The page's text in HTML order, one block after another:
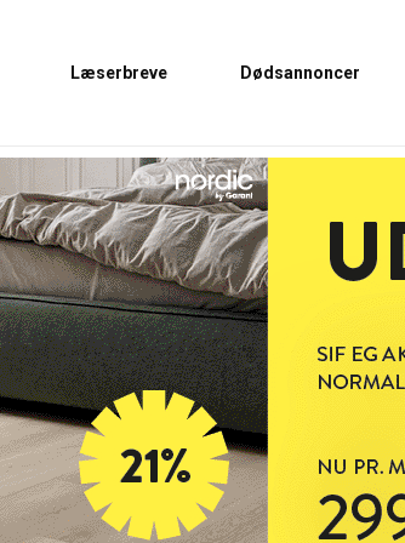
Læserbreve Dødsannoncer